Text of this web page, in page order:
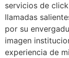
servicios de
llamadas
por su
imagen
experiencia de